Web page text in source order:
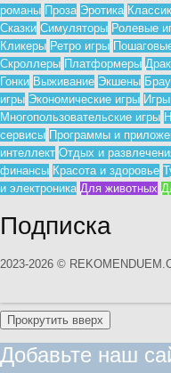
романы Проза Эротика
Сказки Симуляторы Ролевые
Кликеры Ретро игры
Скроллеры Платформеры
Гонки Выживание Экшены
игры Экономические игры
Многопользовательские игры
сервисы Программы и
интеллект Отдых и
финансы Красота и здоровье
и электроника Для животных
Подписка
2023-2026 ©
Прокрутить вверх
Добавьте наш